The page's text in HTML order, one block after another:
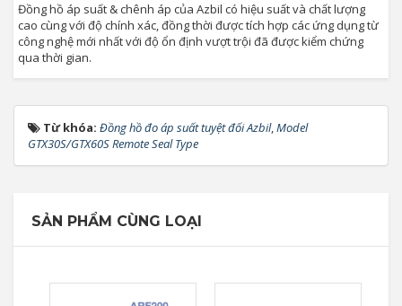
Đồng hồ áp suất & chênh áp của Azbil có hiệu suất và chất lượng
cao cùng với độ chính xác, đồng thời được tích hợp các ứng dụng từ
công nghệ mới nhất với độ ổn định vượt trội đã được kiểm chứng
qua thời gian.
Từ khóa: Đồng hồ đo áp suất tuyệt đối Azbil,Model
GTX30S/GTX60S Remote Seal Type
SẢN PHẨM CÙNG LOẠI